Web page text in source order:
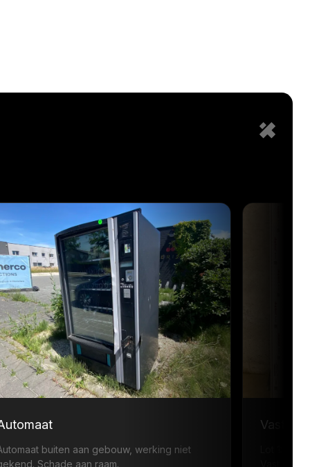
buiten aan gebouw, werking niet
Schade aan raam.
Vast